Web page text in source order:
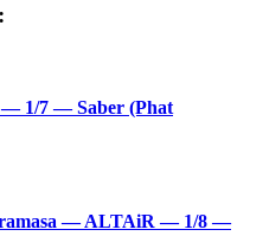
1/7 — Saber (Phat
— ALTAiR — 1/8 —